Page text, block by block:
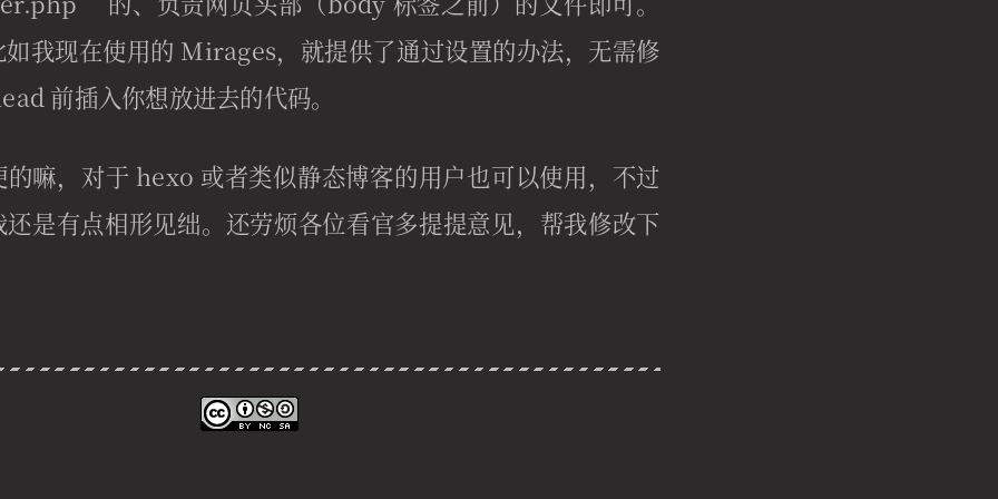
我现在使用的 Mirages，就提供了通过设置的办法，无需修
前插入你想放进去的代码。
嘛，对于 hexo 或者类似静态博客的用户也可以使用，不过
是有点相形见绌。还劳烦各位看官多提提意见，帮我修改下